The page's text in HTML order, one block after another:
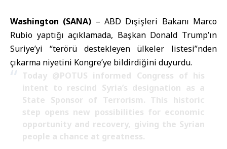
Washington (SANA) –ABD Dışişleri Bakanı Marco
Rubio yaptığı açıklamada, Başkan Donald Trump’ın
Suriye’yi “terörü destekleyen ülkeler listesi”nden
çıkarma niyetini Kongre’ye bildirdiğini duyurdu.
Today @POTUS informed Congress of his
intent to rescind Syria’s designation as a
State Sponsor of Terrorism. This historic
step opens new possibilities for economic
opportunity and recovery, giving the Syrian
people a chance at greatness.